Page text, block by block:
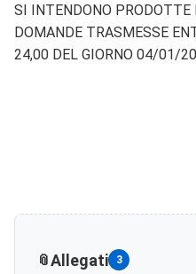
SI INTENDONO
DOMANDE TRASMESSE
24,00 DEL GIORNO 04/01/
Allegati 3